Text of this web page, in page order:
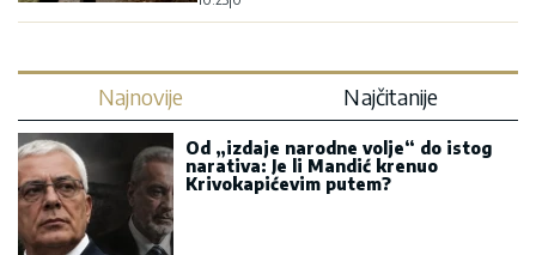
Najnovije Najčitanije
Od „izdaje narodne volje“ do istog
narativa: Je li Mandić krenuo
Krivokapićevim putem?